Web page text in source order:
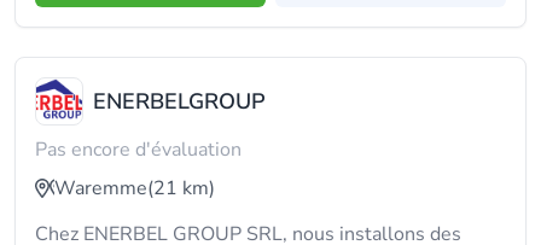
ENERBELGROUP
Pas encore d'évaluation
Waremme(21 km)
Chez ENERBEL GROUP SRL, nous installons des